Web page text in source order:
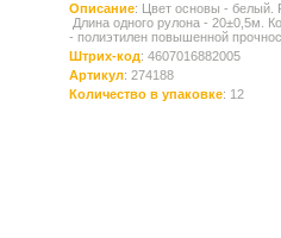
Описание: Цвет основы - белый.
Длина одного рулона - 20±0,5м.
- полиэтилен повышенной
Штрих-код: 4607016882005
Артикул: 274188
Количество в упаковке: 12